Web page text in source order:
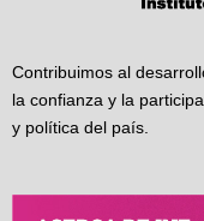
Contribuimos al
la confianza y la
y política del país.